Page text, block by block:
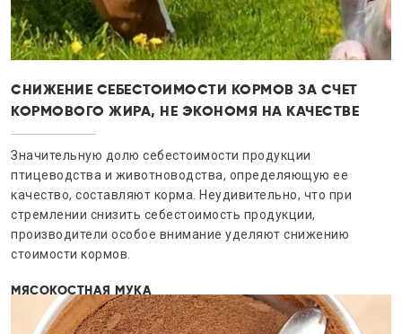
СНИЖЕНИЕ СЕБЕСТОИМОСТИ КОРМОВ ЗА СЧЕТ
КОРМОВОГО ЖИРА, НЕ ЭКОНОМЯ НА КАЧЕСТВЕ
Значительную долю себестоимости продукции
птицеводства и животноводства, определяющую ее
качество, составляют корма. Неудивительно, что при
стремлении снизить себестоимость продукции,
производители особое внимание уделяют снижению
стоимости кормов.
МЯСОКОСТНАЯ МУКА